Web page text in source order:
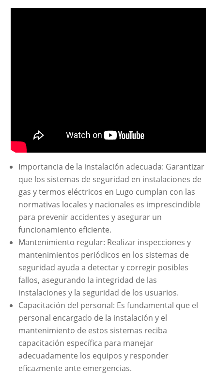
Importancia de la instalación adecuada: Garantizar
que los sistemas de seguridad en instalaciones de
gas y termos eléctricos en Lugo cumplan con las
normativas locales y nacionales es imprescindible
para prevenir accidentes y asegurar un
funcionamiento eficiente.
Mantenimiento regular: Realizar inspecciones y
mantenimientos periódicos en los sistemas de
seguridad ayuda a detectar y corregir posibles
fallos, asegurando la integridad de las
instalaciones y la seguridad de los usuarios.
Capacitación del personal: Es fundamental que el
personal encargado de la instalación y el
mantenimiento de estos sistemas reciba
capacitación específica para manejar
adecuadamente los equipos y responder
eficazmente ante emergencias.